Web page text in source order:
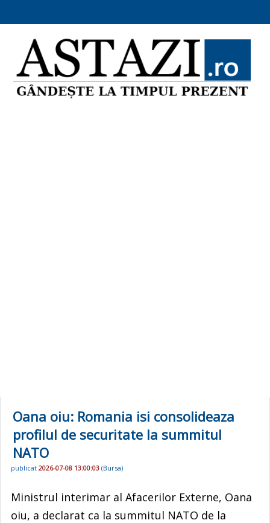
Oana oiu: Romania isi consolideaza
profilul de securitate la summitul
NATO
publicat 2026-07-08 13:00:03 (Bursa)
Ministrul interimar al Afacerilor Externe, Oana
oiu, a declarat ca la summitul NATO de la